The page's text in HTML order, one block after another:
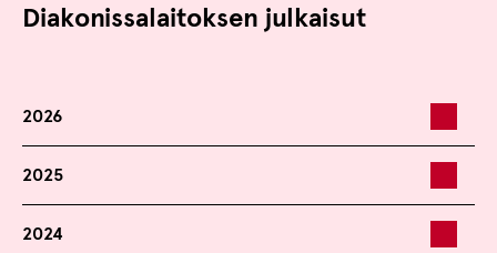
Diakonissa­laitoksen julkaisut
2026
2025
2024